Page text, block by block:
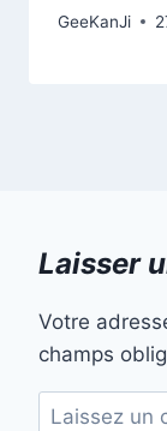
GeeKanJi
Laisser
Votre
champs